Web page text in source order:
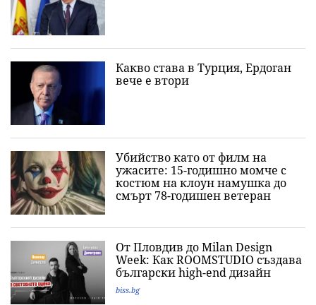
Какво става в Турция, Ердоган
вече е втори
Убийство като от филм на
ужасите: 15-годишно момче с
костюм на клоун намушка до
смърт 78-годишен ветеран
От Пловдив до Milan Design
Week: Как ROOMSTUDIO създава
български high-end дизайн
biss.bg